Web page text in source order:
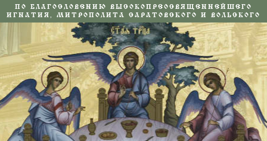
ПО БЛАГОСЛОВЕНИЮ ВЫСОКОПРЕОСВЯЩЕННЕЙШЕГО
ИГНАТИЯ, МИТРОПОЛИТА САРАТОВСКОГО И ВОЛЬСКОГО